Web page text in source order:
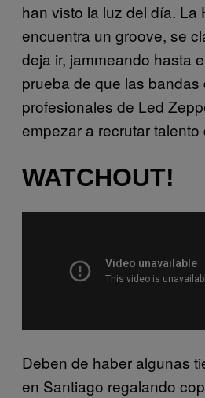
han visto la luz del día. La
encuentra un groove, se
deja ir, jammeando hasta
prueba de que las bandas
profesionales de Led
empezar a recrutar talento
WATCHOUT!
Deben de haber algunas
en Santiago regalando